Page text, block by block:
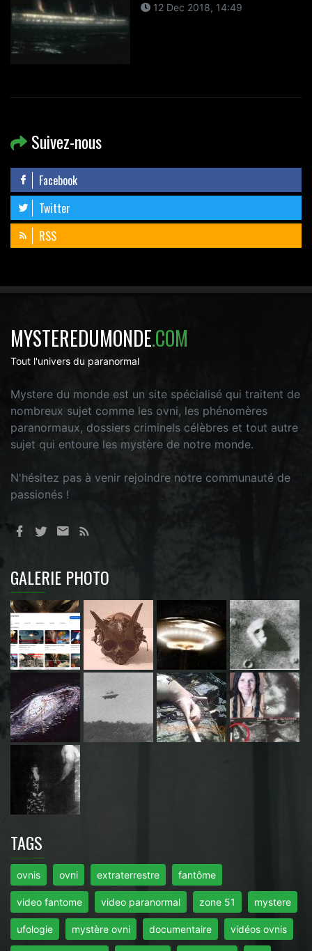
12 Dec 2018, 14:49
Suivez-nous
Facebook
Twitter
RSS
MYSTEREDUMONDE.COM
Tout l'univers du paranormal
Mystere du monde est un site spécialisé qui traitent de
nombreux sujet comme les ovni, les phénomères
paranormaux, dossiers criminels célèbres et tout autre
sujet qui entoure les mystère de notre monde.
N'hésitez pas à venir rejoindre notre communauté de
passionés !
GALERIE PHOTO
TAGS
ovnis ovni extraterrestre fantôme
video fantome video paranormal zone 51 mystere
ufologie mystère ovni documentaire vidéos ovnis